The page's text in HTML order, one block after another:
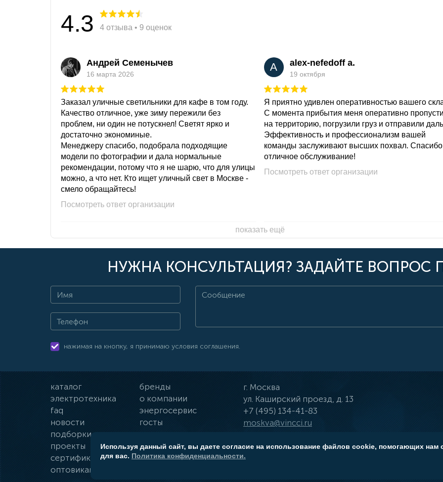
4.3 4 отзыва • 9 оценок
Андрей Семенычев
16 марта 2026
Заказал уличные светильники для кафе в том году.
Качество отличное, уже зиму пережили без
проблем, ни один не потускнел! Светят ярко и
достаточно экономиные.
Менеджеру спасибо, подобрала подходящие
модели по фотографии и дала нормальные
рекомендации, потому что я не шарю, что для улицы
можно, а что нет. Кто ищет уличный свет в Москве -
смело обращайтесь!
Посмотреть ответ организации
A alex-nefedoff a.
19 октября
Я приятно удивлен оперативностью вашего
С момента прибытия меня оперативно
на территорию, погрузили груз и отправили
Эффективность и профессионализм вашей
команды заслуживают высших похвал. Спасибо
отличное обслуживание!
Посмотреть ответ организации
показать ещё
НУЖНА КОНСУЛЬТАЦИЯ? ЗАДАЙТЕ ВОПРОС
нажимая на кнопку, я принимаю условия соглашения.
каталог
бренды
электротехника
о компании
faq
энергосервис
новости
госты
подборки
оплата и доставка
проекты
гарантии
сертификаты
контакты
оптовикам
г. Москва
ул. Каширский проезд, д. 13
+7 (495) 134-41-83
moskva@vincci.ru
Используя данный сайт, вы даете согласие на использование файлов cookie, помогающих нам
для вас. Политика конфиденциальности.